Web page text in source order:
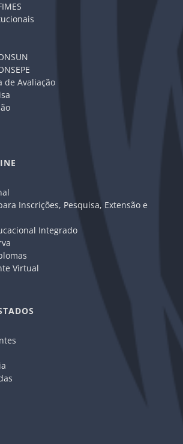
de Avaliação
Inscrições, Pesquisa, Extensão e
Integrado
Virtual